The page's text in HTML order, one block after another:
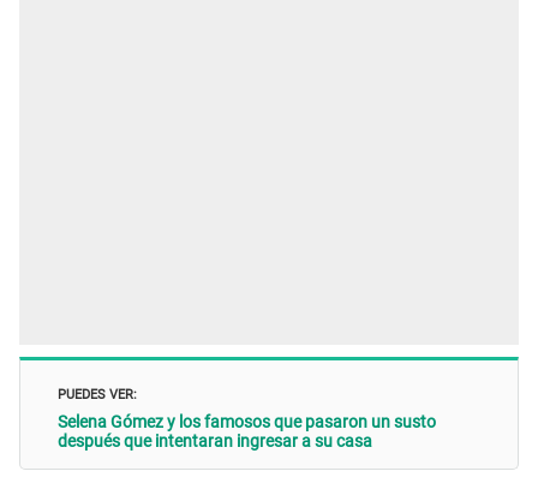
PUEDES VER:
Selena Gómez y los famosos que pasaron un susto
después que intentaran ingresar a su casa